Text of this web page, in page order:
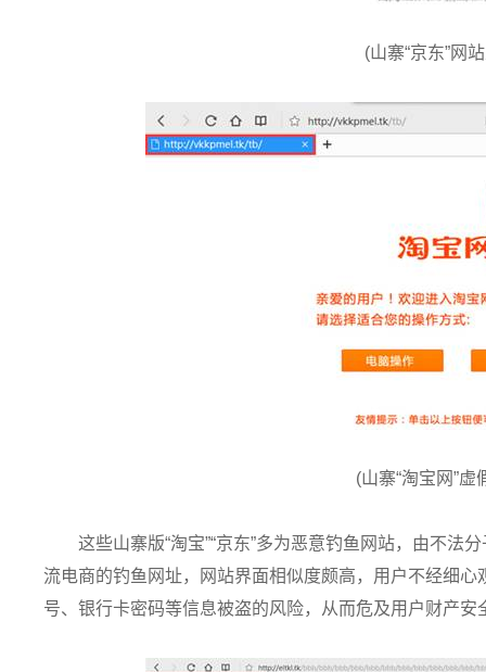
(山寨“京东”网站
(山寨“淘宝网”虚
这些山寨版“淘宝”“京东”多为恶意钓鱼网站，由不法
流电商的钓鱼网址，网站界面相似度颇高，用户不经细
号、银行卡密码等信息被盗的风险，从而危及用户财产安